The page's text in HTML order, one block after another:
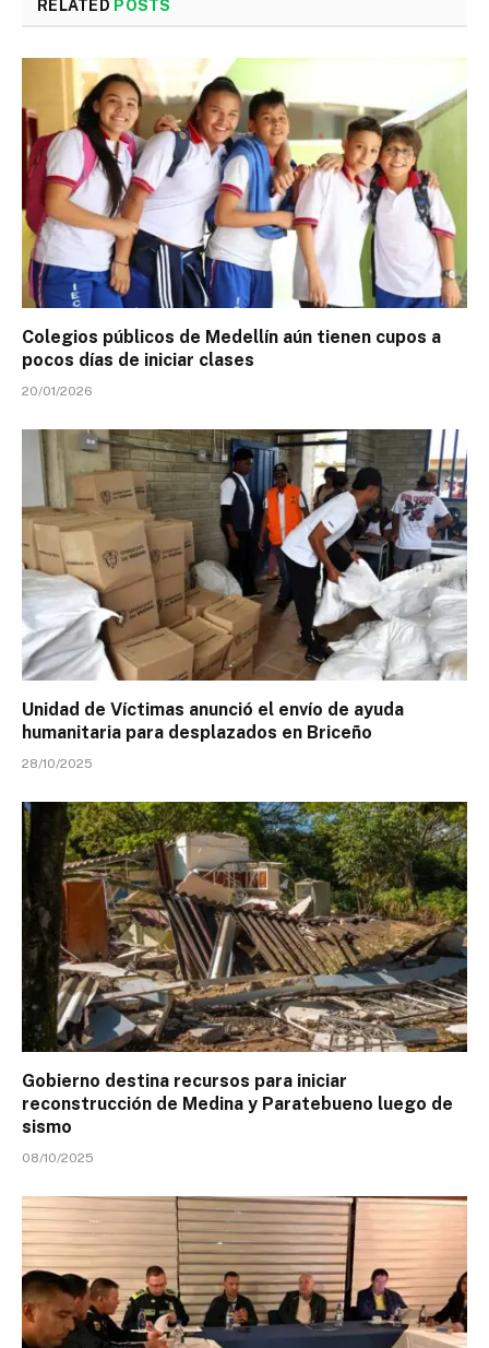
RELATED POSTS
Colegios públicos de Medellín aún tienen cupos a
pocos días de iniciar clases
20/01/2026
Unidad de Víctimas anunció el envío de ayuda
humanitaria para desplazados en Briceño
28/10/2025
Gobierno destina recursos para iniciar
reconstrucción de Medina y Paratebueno luego de
sismo
08/10/2025